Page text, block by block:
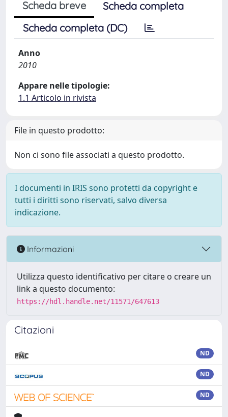
Scheda breve
Scheda completa
Scheda completa (DC)
Anno
2010
Appare nelle tipologie:
1.1 Articolo in rivista
File in questo prodotto:
Non ci sono file associati a questo prodotto.
I documenti in IRIS sono protetti da copyright e
tutti i diritti sono riservati, salvo diversa
indicazione.
Informazioni
Utilizza questo identificativo per citare o creare un
link a questo documento:
https://hdl.handle.net/11571/647613
Citazioni
ND
ND
ND